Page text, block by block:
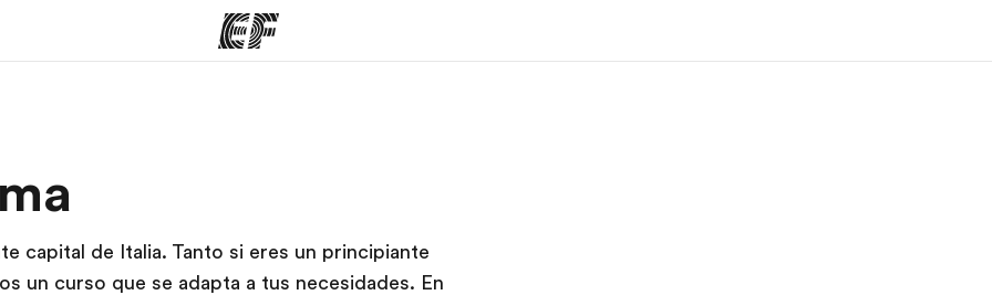
hacemos
capital de Italia. Tanto si eres un principiante
un curso que se adapta a tus necesidades. En